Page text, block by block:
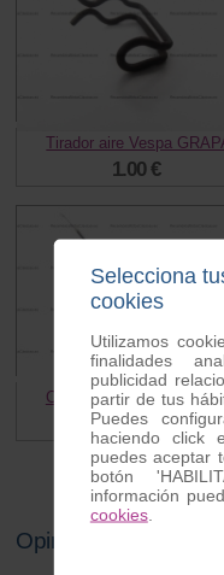
Tirador aire Vespa
1.00 €
Cable aire completo
4.00 €
Opiniones de clientes
Selecciona
cookies
Utilizamos
finalidades
publicidad
partir de tus
Puedes
haciendo click
puedes aceptar
botón
información
cookies.